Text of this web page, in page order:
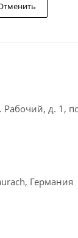
д. 1,
Германия